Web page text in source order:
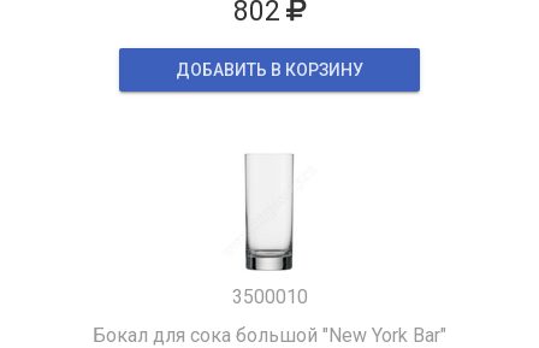
802
ДОБАВИТЬ В КОРЗИНУ
3500010
Бокал для сока большой "New York Bar"